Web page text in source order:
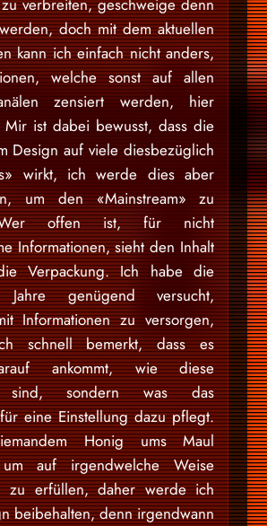
verbreiten, geschweige denn
doch mit dem aktuellen
kann ich einfach nicht anders,
welche sonst auf allen
zensiert werden, hier
Mir ist dabei bewusst, dass die
Design auf viele diesbezüglich
wirkt, ich werde dies aber
um den «Mainstream» zu
offen ist, für nicht
Informationen, sieht den Inhalt
Verpackung. Ich habe die
genügend versucht,
Informationen zu versorgen,
schnell bemerkt, dass es
ankommt, wie diese
sind, sondern was das
eine Einstellung dazu pflegt.
Honig ums Maul
um auf irgendwelche Weise
zu erfüllen, daher werde ich
beibehalten, denn irgendwann